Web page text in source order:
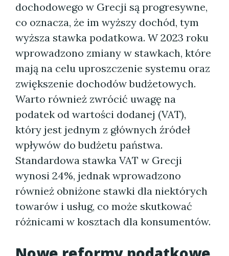
dochodowego w Grecji są progresywne,
co oznacza, że im wyższy dochód, tym
wyższa stawka podatkowa. W 2023 roku
wprowadzono zmiany w stawkach, które
mają na celu uproszczenie systemu oraz
zwiększenie dochodów budżetowych.
Warto również zwrócić uwagę na
podatek od wartości dodanej (VAT),
który jest jednym z głównych źródeł
wpływów do budżetu państwa.
Standardowa stawka VAT w Grecji
wynosi 24%, jednak wprowadzono
również obniżone stawki dla niektórych
towarów i usług, co może skutkować
różnicami w kosztach dla konsumentów.